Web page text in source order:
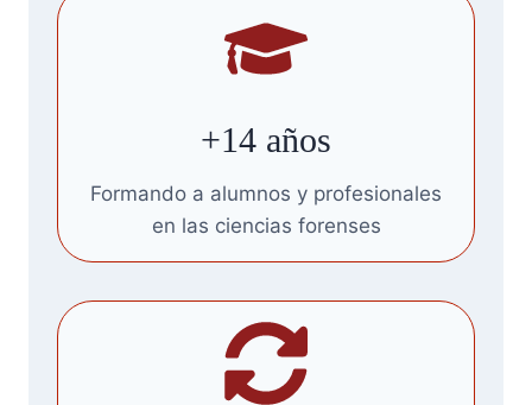
+14 años
Formando a alumnos y profesionales
en las ciencias forenses